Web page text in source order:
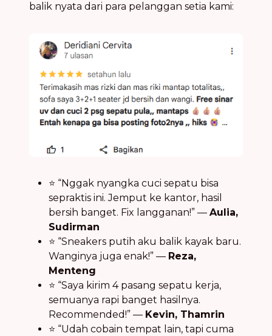
balik nyata dari para pelanggan setia kami:
⭐ “Nggak nyangka cuci sepatu bisa
sepraktis ini. Jemput ke kantor, hasil
bersih banget. Fix langganan!” — Aulia,
Sudirman
⭐ “Sneakers putih aku balik kayak baru.
Wanginya juga enak!” — Reza,
Menteng
⭐ “Saya kirim 4 pasang sepatu kerja,
semuanya rapi banget hasilnya.
Recommended!” — Kevin, Thamrin
⭐ “Udah cobain tempat lain, tapi cuma